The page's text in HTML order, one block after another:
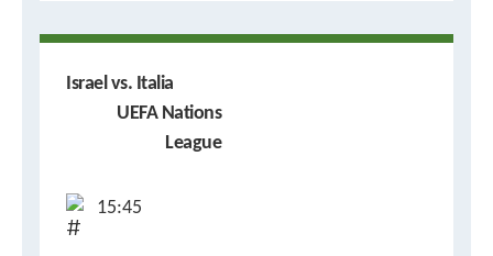
Israel vs. Italia
UEFA Nations
League
15:45